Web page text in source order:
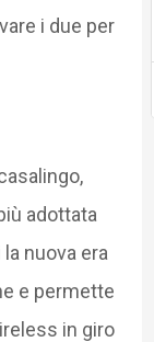
i due per
adottata
nuova era
e permette
in giro